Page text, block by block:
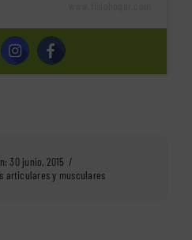
30 junio, 2015 /
articulares y musculares